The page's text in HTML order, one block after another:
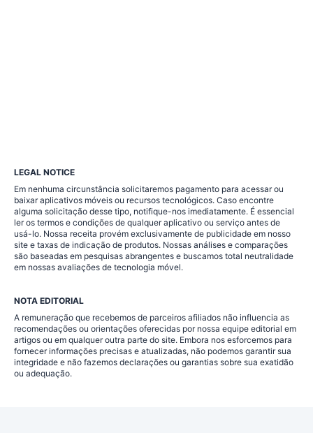
LEGAL NOTICE
Em nenhuma circunstância solicitaremos pagamento para acessar ou
baixar aplicativos móveis ou recursos tecnológicos. Caso encontre
alguma solicitação desse tipo, notifique-nos imediatamente. É essencial
ler os termos e condições de qualquer aplicativo ou serviço antes de
usá-lo. Nossa receita provém exclusivamente de publicidade em nosso
site e taxas de indicação de produtos. Nossas análises e comparações
são baseadas em pesquisas abrangentes e buscamos total neutralidade
em nossas avaliações de tecnologia móvel.
NOTA EDITORIAL
A remuneração que recebemos de parceiros afiliados não influencia as
recomendações ou orientações oferecidas por nossa equipe editorial em
artigos ou em qualquer outra parte do site. Embora nos esforcemos para
fornecer informações precisas e atualizadas, não podemos garantir sua
integridade e não fazemos declarações ou garantias sobre sua exatidão
ou adequação.